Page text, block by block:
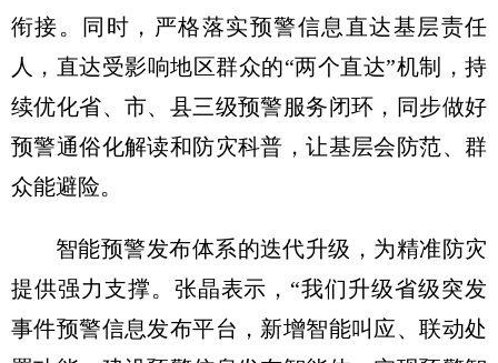
衔接。同时，严格落实预警信息直达基层责任
人，直达受影响地区群众的“两个直达”机制，持
续优化省、市、县三级预警服务闭环，同步做好
预警通俗化解读和防灾科普，让基层会防范、群
众能避险。
智能预警发布体系的迭代升级，为精准防灾
提供强力支撑。张晶表示，“我们升级省级突发
事件预警信息发布平台，新增智能叫应、联动处